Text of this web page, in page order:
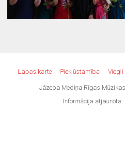
Lapas karte Piekļūstamība Viegli
Jāzepa Mediņa Rīgas
Informācija atjaunota: